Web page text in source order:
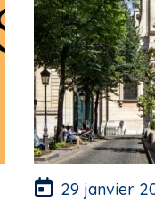
29 janvier